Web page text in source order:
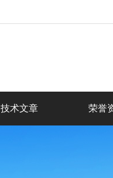
技术文章 荣誉